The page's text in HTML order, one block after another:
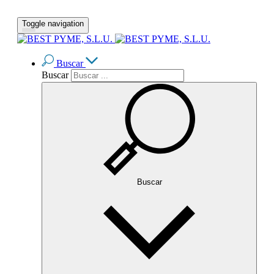
Toggle navigation
Buscar
Buscar
Buscar